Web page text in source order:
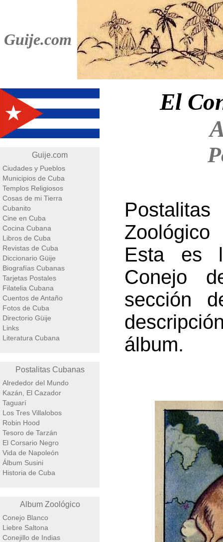
Guije.com
Guije.com
Ciudades y Pueblos
Municipios de Cuba
Templos Religiosos
Cosas de mi Tierra
Cubanito
Cine en Cuba
Cocina Cubana
Libros de Cuba
Revistas de Cuba
Diccionario Güije
Biografías Cubanas
Tarjetas Postales
Filatelia Cubana
Cuentos de Antaño
Fotos de Cuba
Directorio Güije
Links
Literatura Cubana
Postalitas Cubanas
Alrededor del Mundo
Kazán, El Cazador
Taguarí
Los Tres Villalobos
Robin Hood
Tesoro de Tarzán
El Corsario Negro
Vida de Napoleón
Álbum Susini
Historia de Cuba
Album Zoológico
Conejo Blanco
Liebre Saltona
Conejillo de Indias
El
Esta es
Conejo
sección
álbum.